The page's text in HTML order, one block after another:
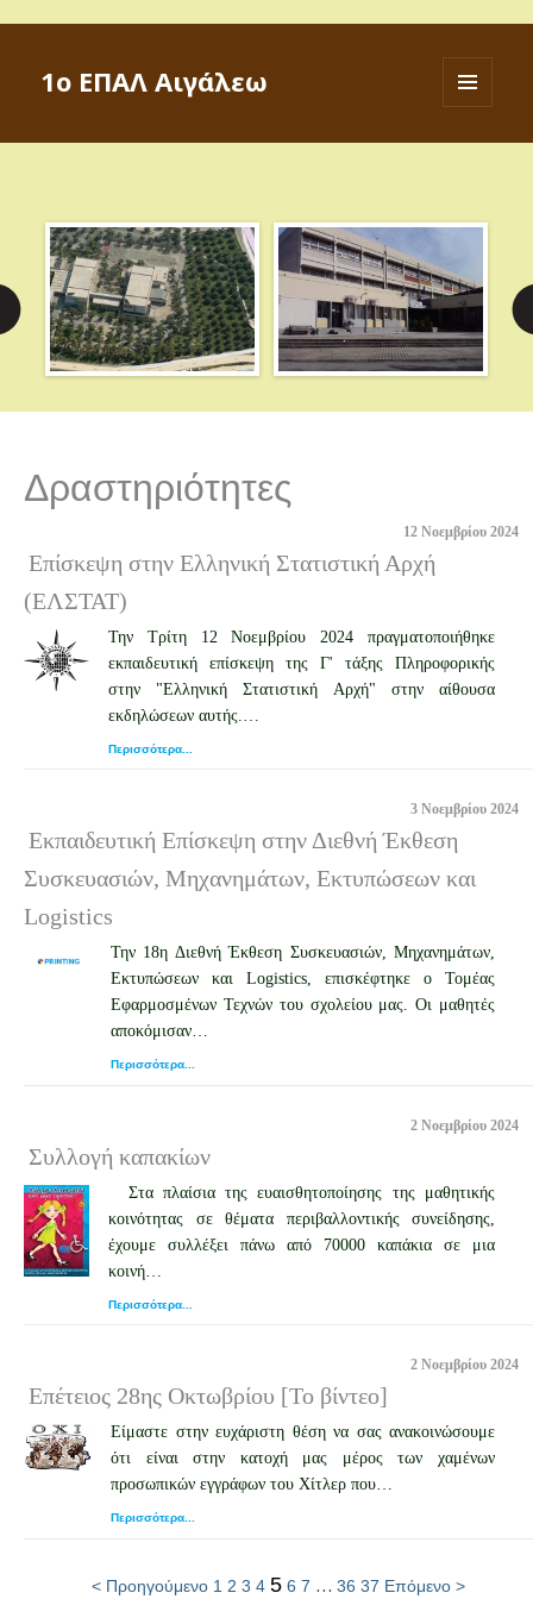
1ο ΕΠΑΛ Αιγάλεω
Δραστηριότητες
12 Νοεμβρίου 2024
Επίσκεψη στην Ελληνική Στατιστική Αρχή
(ΕΛΣΤΑΤ)
Την Τρίτη 12 Νοεμβρίου 2024 πραγματοποιήθηκε
εκπαιδευτική επίσκεψη της Γ' τάξης Πληροφορικής
στην "Ελληνική Στατιστική Αρχή" στην αίθουσα
εκδηλώσεων αυτής.…
Περισσότερα...
3 Νοεμβρίου 2024
Εκπαιδευτική Επίσκεψη στην Διεθνή Έκθεση
Συσκευασιών, Μηχανημάτων, Εκτυπώσεων και
Logistics
Την 18η Διεθνή Έκθεση Συσκευασιών, Μηχανημάτων,
Εκτυπώσεων και Logistics, επισκέφτηκε ο Τομέας
Εφαρμοσμένων Τεχνών του σχολείου μας. Οι μαθητές
αποκόμισαν…
Περισσότερα...
2 Νοεμβρίου 2024
Συλλογή καπακίων
Στα πλαίσια της ευαισθητοποίησης της μαθητικής
κοινότητας σε θέματα περιβαλλοντικής συνείδησης,
έχουμε συλλέξει πάνω από 70000 καπάκια σε μια
κοινή…
Περισσότερα...
2 Νοεμβρίου 2024
Επέτειος 28ης Οκτωβρίου [Το βίντεο]
Είμαστε στην ευχάριστη θέση να σας ανακοινώσουμε
ότι είναι στην κατοχή μας μέρος των χαμένων
προσωπικών εγγράφων του Χίτλερ που…
Περισσότερα...
< Προηγούμενο 1 2 3 4 5 6 7 … 36 37 Επόμενο >